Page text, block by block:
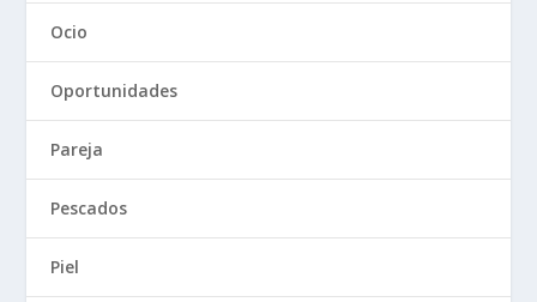
Ocio
Oportunidades
Pareja
Pescados
Piel